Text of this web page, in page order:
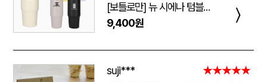
[보틀로만] 뉴 시에나 텀블러 900ml
9,400원
〉
suji***
★★★★★